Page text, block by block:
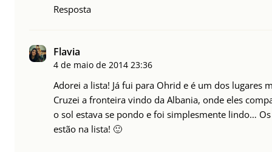
Resposta
Flavia
4 de maio de 2014 23:36
Adorei a lista! Já fui para Ohrid e é um dos lugares
Cruzei a fronteira vindo da Albania, onde eles
o sol estava se pondo e foi simplesmente lindo…
estão na lista! 🙂